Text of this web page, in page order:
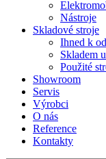
Nástroje
Skladové stroje
Ihned k
Skladem
Použité
Showroom
Servis
Výrobci
O nás
Reference
Kontakty